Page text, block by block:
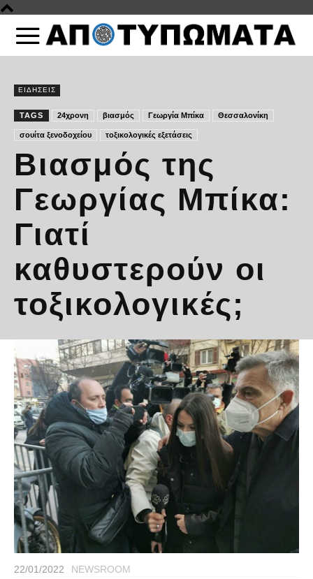
ΕΙΔΗΣΕΙΣ
TAGS 24χρονη βιασμός Γεωργία Μπίκα Θεσσαλονίκη
σουίτα ξενοδοχείου τοξικολογικές εξετάσεις
Βιασμός της
Γεωργίας Μπίκα:
Γιατί
καθυστερούν οι
τοξικολογικές;
22/01/2022 NEWSROOM